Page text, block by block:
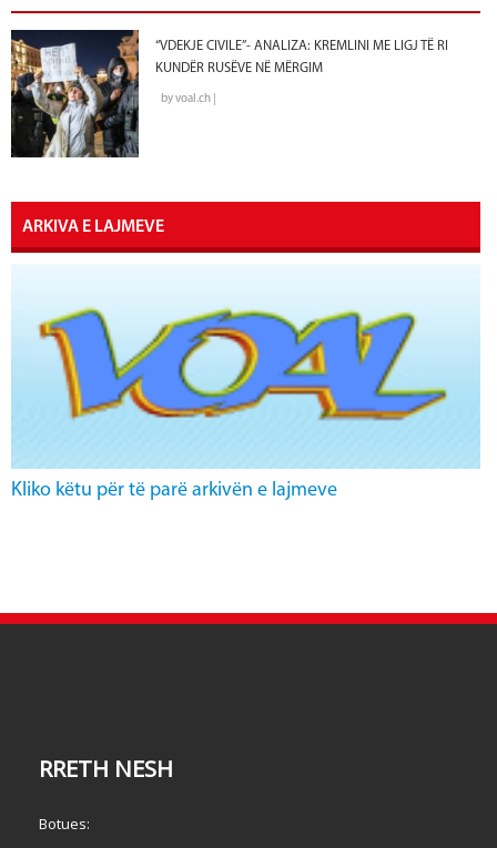
“VDEKJE CIVILE”- ANALIZA: KREMLINI ME LIGJ TË RI
KUNDËR RUSËVE NË MËRGIM
by voal.ch |
ARKIVA E LAJMEVE
Kliko këtu për të parë arkivën e lajmeve
RRETH NESH
Botues: